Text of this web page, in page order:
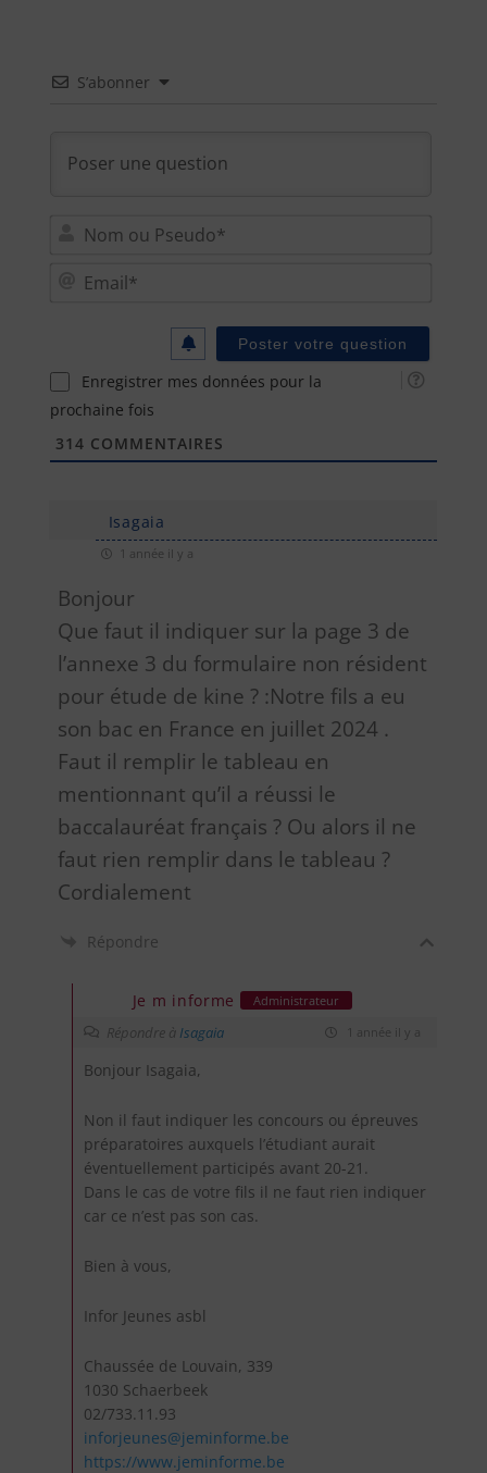
S’abonner
Enregistrer mes données pour la
prochaine fois
314 COMMENTAIRES
Isagaia
1 année il y a
Bonjour
Que faut il indiquer sur la page 3 de
l’annexe 3 du formulaire non résident
pour étude de kine ? :Notre fils a eu
son bac en France en juillet 2024 .
Faut il remplir le tableau en
mentionnant qu’il a réussi le
baccalauréat français ? Ou alors il ne
faut rien remplir dans le tableau ?
Cordialement
Répondre
Je m informe Administrateur
Répondre à Isagaia 1 année il y a
Bonjour Isagaia,
Non il faut indiquer les concours ou épreuves
préparatoires auxquels l’étudiant aurait
éventuellement participés avant 20-21.
Dans le cas de votre fils il ne faut rien indiquer
car ce n’est pas son cas.
Bien à vous,
Infor Jeunes asbl
Chaussée de Louvain, 339
1030 Schaerbeek
02/733.11.93
inforjeunes@jeminforme.be
https://www.jeminforme.be